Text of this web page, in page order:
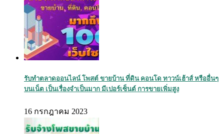
รับทำตลาดออนไลน์ โพสต์ ขายบ้าน ที่ดิน คอนโด ทาวน์เฮ้าส์ หรืออื่นๆ
บนเน็ต เป็นเรื่องจำเป็นมาก มีเปอร์เซ็นต์ การขายเพิ่มสูง
16 กรกฎาคม 2023